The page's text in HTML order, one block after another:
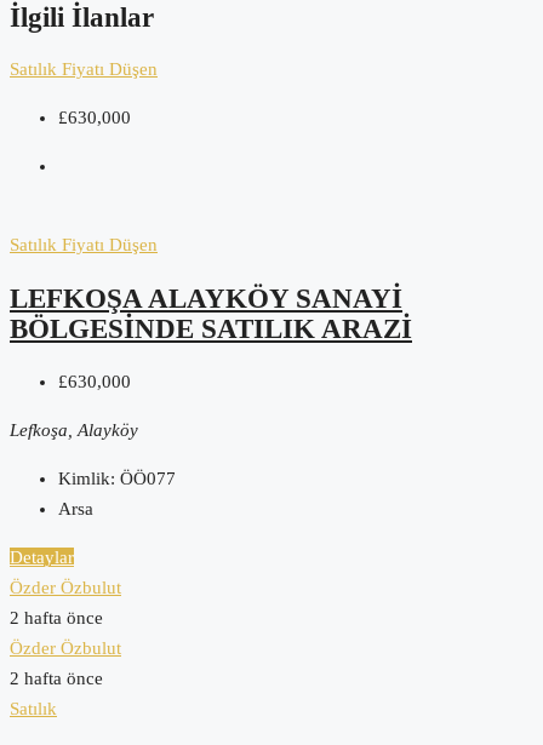
İlgili İlanlar
Satılık Fiyatı Düşen
£630,000
Satılık Fiyatı Düşen
LEFKOŞA ALAYKÖY SANAYI
BÖLGESINDE SATILIK ARAZI
£630,000
Lefkoşa, Alayköy
Kimlik: ÖÖ077
Arsa
Detaylar
Özder Özbulut
2 hafta önce
Özder Özbulut
2 hafta önce
Satılık